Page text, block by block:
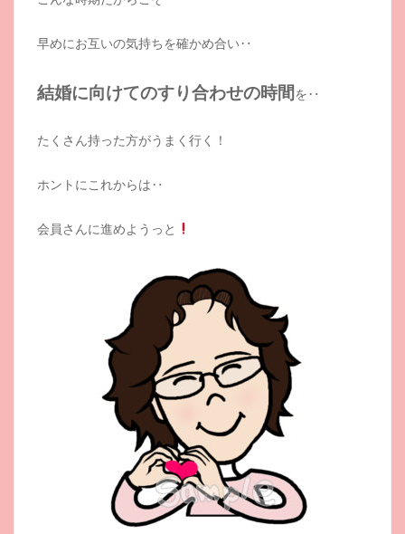
早めにお互いの気持ちを確かめ合い‥
結婚に向けてのすり合わせの時間を‥
たくさん持った方がうまく行く！
ホントにこれからは‥
会員さんに進めようっと